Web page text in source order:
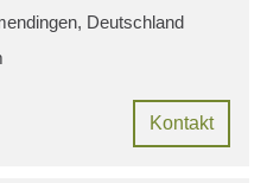
Deutschland
Kontakt